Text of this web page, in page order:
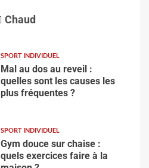
Chaud
SPORT INDIVIDUEL
Mal au dos au reveil :
quelles sont les causes les
plus fréquentes ?
SPORT INDIVIDUEL
Gym douce sur chaise :
quels exercices faire à la